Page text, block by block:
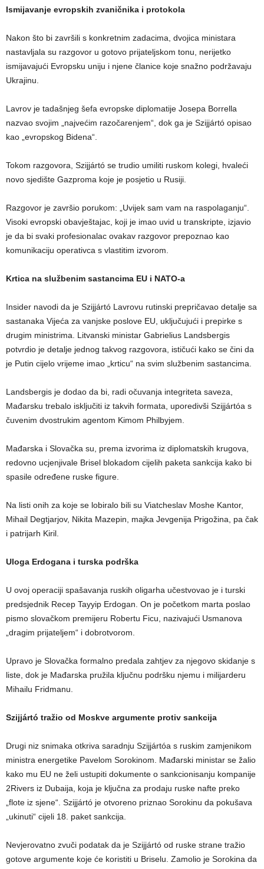
Ismijavanje evropskih zvaničnika i protokola
Nakon što bi završili s konkretnim zadacima, dvojica ministara
nastavljala su razgovor u gotovo prijateljskom tonu, nerijetko
ismijavajući Evropsku uniju i njene članice koje snažno podržavaju
Ukrajinu.
Lavrov je tadašnjeg šefa evropske diplomatije Josepa Borrella
nazvao svojim „najvećim razočarenjem“, dok ga je Szijjártó opisao
kao „evropskog Bidena“.
Tokom razgovora, Szijjártó se trudio umiliti ruskom kolegi, hvaleći
novo sjedište Gazproma koje je posjetio u Rusiji.
Razgovor je završio porukom: „Uvijek sam vam na raspolaganju“.
Visoki evropski obavještajac, koji je imao uvid u transkripte, izjavio
je da bi svaki profesionalac ovakav razgovor prepoznao kao
komunikaciju operativca s vlastitim izvorom.
Krtica na službenim sastancima EU i NATO-a
Insider navodi da je Szijjártó Lavrovu rutinski prepričavao detalje sa
sastanaka Vijeća za vanjske poslove EU, uključujući i prepirke s
drugim ministrima. Litvanski ministar Gabrielius Landsbergis
potvrdio je detalje jednog takvog razgovora, ističući kako se čini da
je Putin cijelo vrijeme imao „krticu“ na svim službenim sastancima.
Landsbergis je dodao da bi, radi očuvanja integriteta saveza,
Mađarsku trebalo isključiti iz takvih formata, uporedivši Szijjártóa s
čuvenim dvostrukim agentom Kimom Philbyjem.
Mađarska i Slovačka su, prema izvorima iz diplomatskih krugova,
redovno ucjenjivale Brisel blokadom cijelih paketa sankcija kako bi
spasile određene ruske figure.
Na listi onih za koje se lobiralo bili su Viatcheslav Moshe Kantor,
Mihail Degtjarjov, Nikita Mazepin, majka Jevgenija Prigožina, pa čak
i patrijarh Kiril.
Uloga Erdogana i turska podrška
U ovoj operaciji spašavanja ruskih oligarha učestvovao je i turski
predsjednik Recep Tayyip Erdogan. On je početkom marta poslao
pismo slovačkom premijeru Robertu Ficu, nazivajući Usmanova
„dragim prijateljem“ i dobrotvorom.
Upravo je Slovačka formalno predala zahtjev za njegovo skidanje s
liste, dok je Mađarska pružila ključnu podršku njemu i milijarderu
Mihailu Fridmanu.
Szijjártó tražio od Moskve argumente protiv sankcija
Drugi niz snimaka otkriva saradnju Szijjártóa s ruskim zamjenikom
ministra energetike Pavelom Sorokinom. Mađarski ministar se žalio
kako mu EU ne želi ustupiti dokumente o sankcionisanju kompanije
2Rivers iz Dubaija, koja je ključna za prodaju ruske nafte preko
„flote iz sjene“. Szijjártó je otvoreno priznao Sorokinu da pokušava
„ukinuti“ cijeli 18. paket sankcija.
Nevjerovatno zvuči podatak da je Szijjártó od ruske strane tražio
gotove argumente koje će koristiti u Briselu. Zamolio je Sorokina da